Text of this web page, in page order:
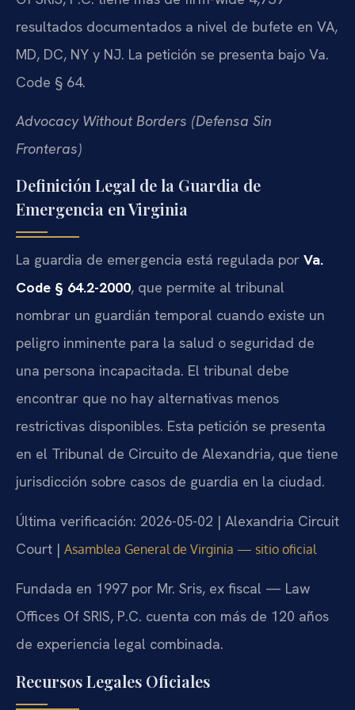
resultados documentados a nivel de bufete en VA,
MD, DC, NY y NJ. La petición se presenta bajo Va.
Code § 64.
Advocacy Without Borders (Defensa Sin
Fronteras)
Definición Legal de la Guardia de
Emergencia en Virginia
La guardia de emergencia está regulada por Va.
Code § 64.2-2000, que permite al tribunal
nombrar un guardián temporal cuando existe un
peligro inminente para la salud o seguridad de
una persona incapacitada. El tribunal debe
encontrar que no hay alternativas menos
restrictivas disponibles. Esta petición se presenta
en el Tribunal de Circuito de Alexandria, que tiene
jurisdicción sobre casos de guardia en la ciudad.
Última verificación: 2026-05-02 | Alexandria Circuit
Court | Asamblea General de Virginia — sitio oficial
Fundada en 1997 por Mr. Sris, ex fiscal — Law
Offices Of SRIS, P.C. cuenta con más de 120 años
de experiencia legal combinada.
Recursos Legales Oficiales